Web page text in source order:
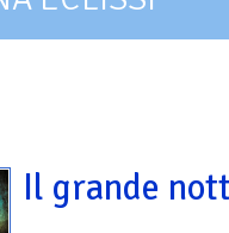
Il grande